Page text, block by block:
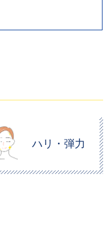
ハリ・弾力